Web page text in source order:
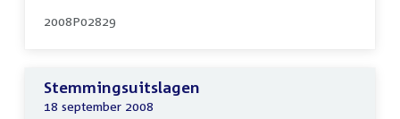
2008P02829
Stemmingsuitslagen
18 september 2008